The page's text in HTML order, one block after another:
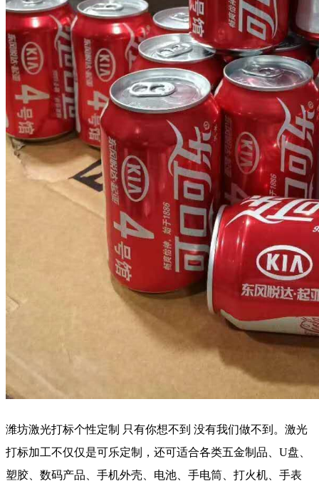
潍坊激光打标个性定制 只有你想不到 没有我们做不到。激光
打标加工不仅仅是可乐定制，还可适合各类五金制品、U盘、
塑胶、数码产品、手机外壳、电池、手电筒、打火机、手表